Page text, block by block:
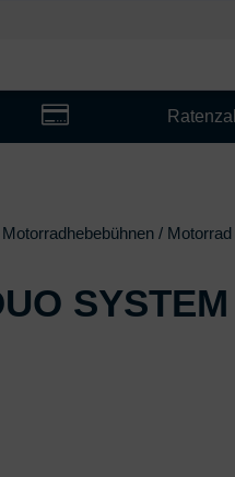

Motorrad­hebebühnen /